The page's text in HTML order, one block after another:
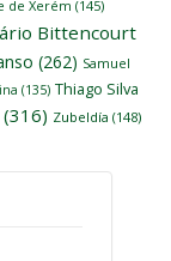
de Xerém (145)
Bittencourt
(262) Samuel
(135) Thiago Silva
(316) Zubeldía (148)